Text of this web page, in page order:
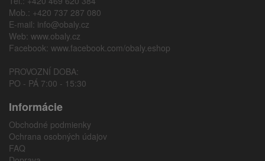
Mob.: +420 737 287 080
E-mail: info@obaly.cz
Web: www.obaly.cz
Facebook: www.facebook.com/obaly.eshop
PROVOZNÍ DOBA:
PO - PÁ 7:00 - 15:30
Informácie
Obchodné podmienky
Ochrana osobných údajov
FAQ